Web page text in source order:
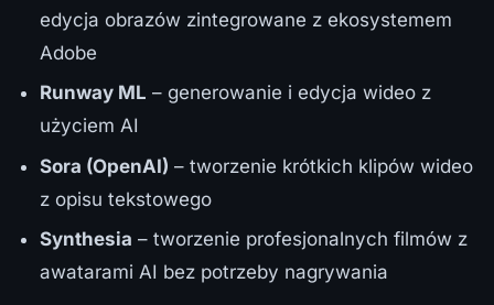
edycja obrazów zintegrowane z ekosystemem
Adobe
Runway ML – generowanie i edycja wideo z
użyciem AI
Sora (OpenAI) – tworzenie krótkich klipów wideo
z opisu tekstowego
Synthesia – tworzenie profesjonalnych filmów z
awatarami AI bez potrzeby nagrywania